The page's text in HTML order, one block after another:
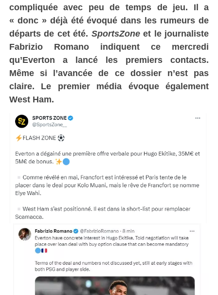
compliquée avec peu de temps de jeu. Il a
« donc » déjà été évoqué dans les rumeurs de
départs de cet été. SportsZoneet le journaliste
Fabrizio Romano indiquent ce mercredi
qu’Everton a lancé les premiers contacts.
Même si l’avancée de ce dossier n’est pas
claire. Le premier média évoque également
West Ham.